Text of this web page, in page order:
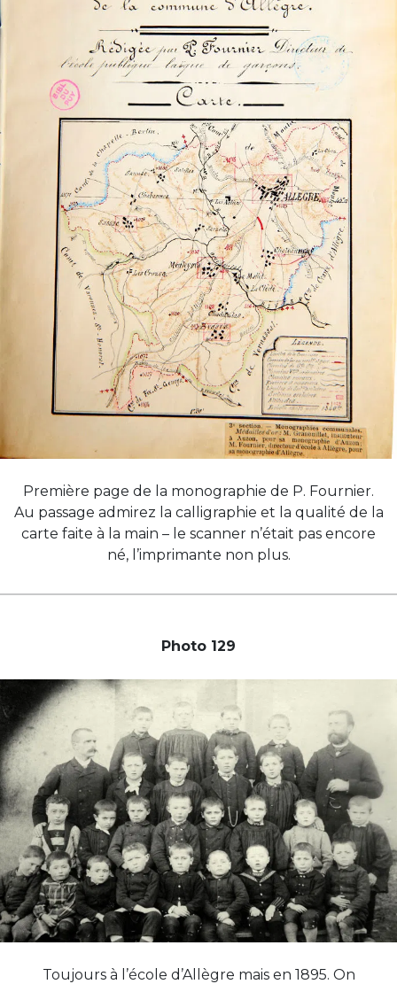
Première page de la monographie de P. Fournier.
Au passage admirez la calligraphie et la qualité de la
carte faite à la main – le scanner n’était pas encore
né, l’imprimante non plus.
Photo 129
Toujours à l’école d’Allègre mais en 1895. On